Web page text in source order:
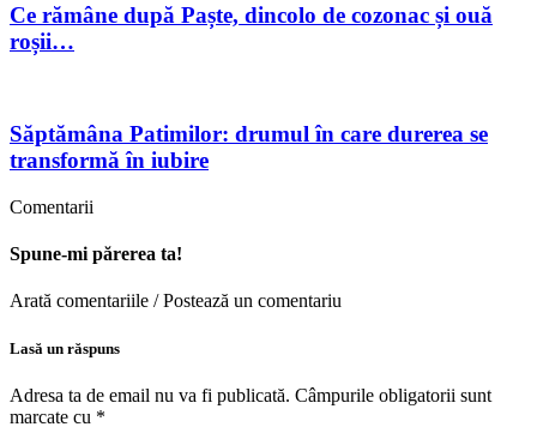
Ce rămâne după Paște, dincolo de cozonac și ouă
roșii…
Săptămâna Patimilor: drumul în care durerea se
transformă în iubire
Comentarii
Spune-mi părerea ta!
Arată comentariile / Postează un comentariu
Lasă un răspuns
Adresa ta de email nu va fi publicată. Câmpurile obligatorii sunt
marcate cu *